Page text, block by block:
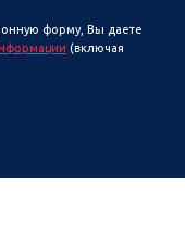
форму, Вы даете
(включая